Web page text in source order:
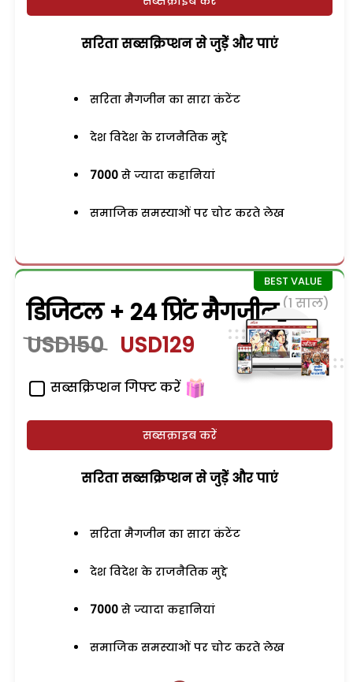
सरिता सब्सक्रिप्शन से जुड़ेें और पाएं
सरिता मैगजीन का सारा कंटेंट
देश विदेश के राजनैतिक मुद्दे
7000 से ज्यादा कहानियां
समाजिक समस्याओं पर चोट करते लेख
डिजिटल + 24 प्रिंट मैगजीन (1 साल)
USD150 USD129
सब्सक्रिप्शन गिफ्ट करें
सब्सक्राइब करें
सरिता सब्सक्रिप्शन से जुड़ेें और पाएं
सरिता मैगजीन का सारा कंटेंट
देश विदेश के राजनैतिक मुद्दे
7000 से ज्यादा कहानियां
समाजिक समस्याओं पर चोट करते लेख